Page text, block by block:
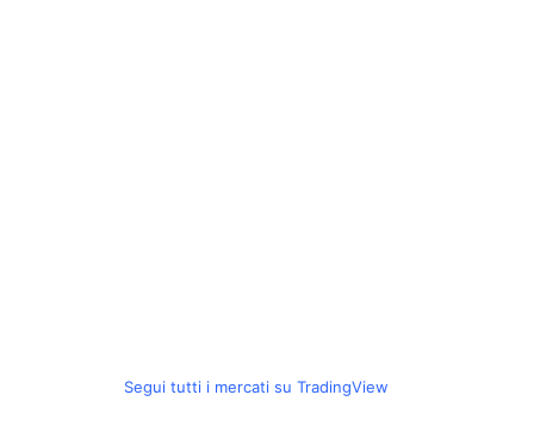
Segui tutti i mercati su TradingView